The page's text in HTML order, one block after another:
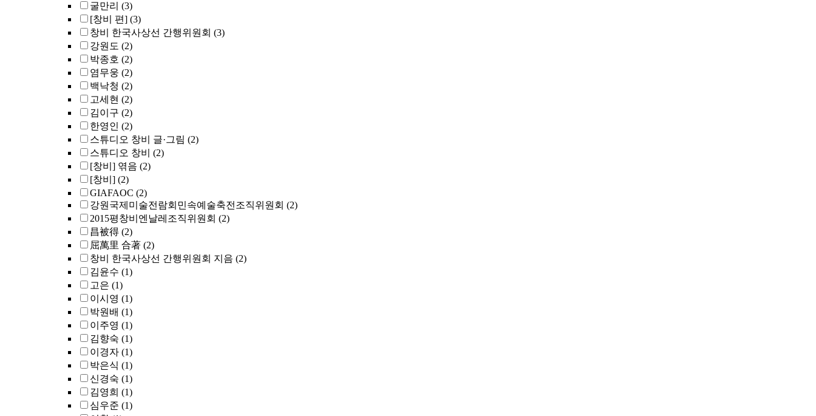
굴만리 (3)
[창비 편] (3)
창비 한국사상선 간행위원회 (3)
강원도 (2)
박종호 (2)
염무웅 (2)
백낙청 (2)
고세현 (2)
김이구 (2)
한영인 (2)
스튜디오 창비 글·그림 (2)
스튜디오 창비
(2)
[창비] 엮음 (2)
[창비] (2)
GIAFAOC (2)
강원국제미술전람회민속예술축전조직위원회 (2)
2015평창비엔날레조직위원회 (2)
昌被得 (2)
屈萬里 合著 (2)
창비 한국사상선 간행위원회 지음 (2)
김윤수 (1)
고은 (1)
이시영 (1)
박원배 (1)
이주영 (1)
김향숙 (1)
이경자 (1)
박은식 (1)
신경숙 (1)
김영희 (1)
심우준 (1)